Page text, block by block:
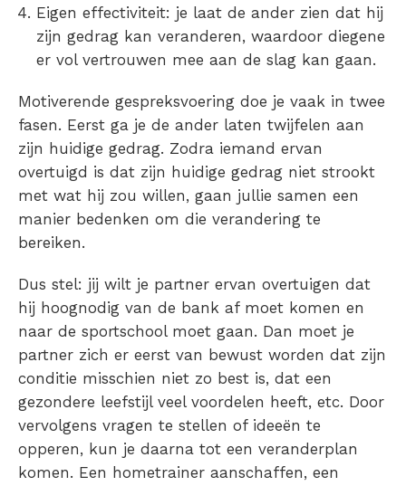
Eigen effectiviteit: je laat de ander zien dat hij
zijn gedrag kan veranderen, waardoor diegene
er vol vertrouwen mee aan de slag kan gaan.
Motiverende gespreksvoering doe je vaak in twee
fasen. Eerst ga je de ander laten twijfelen aan
zijn huidige gedrag. Zodra iemand ervan
overtuigd is dat zijn huidige gedrag niet strookt
met wat hij zou willen, gaan jullie samen een
manier bedenken om die verandering te
bereiken.
Dus stel: jij wilt je partner ervan overtuigen dat
hij hoognodig van de bank af moet komen en
naar de sportschool moet gaan. Dan moet je
partner zich er eerst van bewust worden dat zijn
conditie misschien niet zo best is, dat een
gezondere leefstijl veel voordelen heeft, etc. Door
vervolgens vragen te stellen of ideeën te
opperen, kun je daarna tot een veranderplan
komen. Een hometrainer aanschaffen, een